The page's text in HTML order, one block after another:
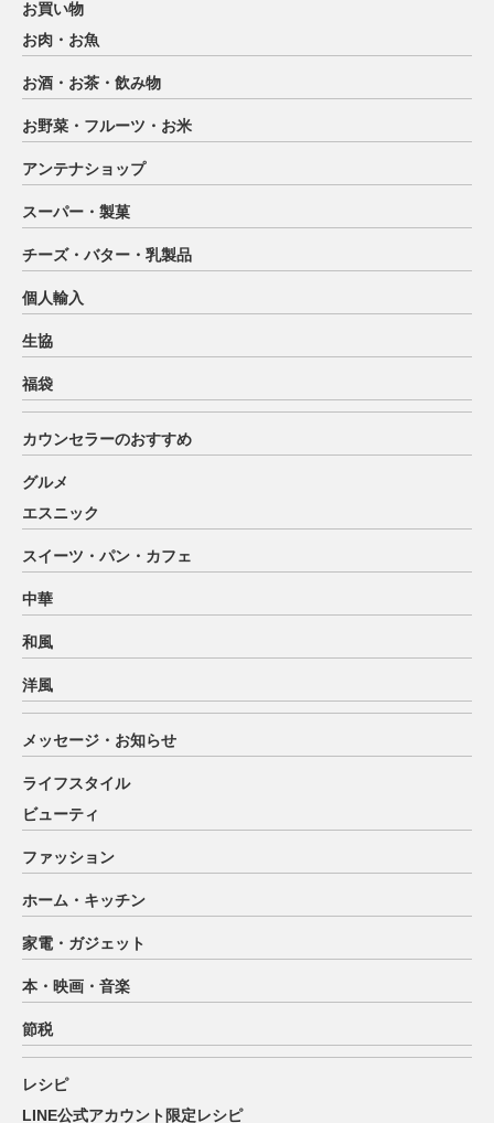
お買い物
お肉・お魚
お酒・お茶・飲み物
お野菜・フルーツ・お米
アンテナショップ
スーパー・製菓
チーズ・バター・乳製品
個人輸入
生協
福袋
カウンセラーのおすすめ
グルメ
エスニック
スイーツ・パン・カフェ
中華
和風
洋風
メッセージ・お知らせ
ライフスタイル
ビューティ
ファッション
ホーム・キッチン
家電・ガジェット
本・映画・音楽
節税
レシピ
LINE公式アカウント限定レシピ